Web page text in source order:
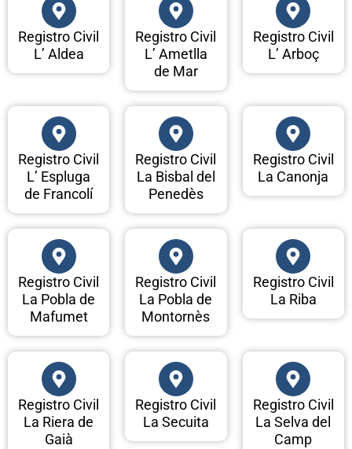
Registro Civil
L’ Aldea
Registro Civil
L’ Ametlla
de Mar
Registro Civil
L’ Arboç
Registro Civil
L’ Espluga
de Francolí
Registro Civil
La Bisbal del
Penedès
Registro Civil
La Canonja
Registro Civil
La Pobla de
Mafumet
Registro Civil
La Pobla de
Montornès
Registro Civil
La Riba
Registro Civil
La Riera de
Gaià
Registro Civil
La Secuita
Registro Civil
La Selva del
Camp